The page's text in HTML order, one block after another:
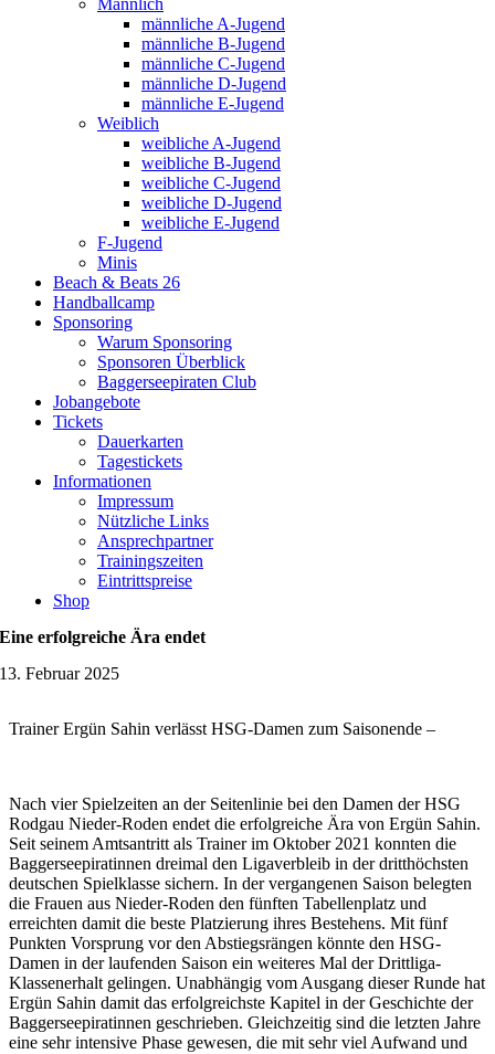
Männlich
männliche A-Jugend
männliche B-Jugend
männliche C-Jugend
männliche D-Jugend
männliche E-Jugend
Weiblich
weibliche A-Jugend
weibliche B-Jugend
weibliche C-Jugend
weibliche D-Jugend
weibliche E-Jugend
F-Jugend
Minis
Beach & Beats 26
Handballcamp
Sponsoring
Warum Sponsoring
Sponsoren Überblick
Baggerseepiraten Club
Jobangebote
Tickets
Dauerkarten
Tagestickets
Informationen
Impressum
Nützliche Links
Ansprechpartner
Trainingszeiten
Eintrittspreise
Shop
Eine erfolgreiche Ära endet
13. Februar 2025
Trainer Ergün Sahin verlässt HSG-Damen zum Saisonende –
Nach vier Spielzeiten an der Seitenlinie bei den Damen der HSG
Rodgau Nieder-Roden endet die erfolgreiche Ära von Ergün Sahin.
Seit seinem Amtsantritt als Trainer im Oktober 2021 konnten die
Baggerseepiratinnen dreimal den Ligaverbleib in der dritthöchsten
deutschen Spielklasse sichern. In der vergangenen Saison belegten
die Frauen aus Nieder-Roden den fünften Tabellenplatz und
erreichten damit die beste Platzierung ihres Bestehens. Mit fünf
Punkten Vorsprung vor den Abstiegsrängen könnte den HSG-
Damen in der laufenden Saison ein weiteres Mal der Drittliga-
Klassenerhalt gelingen. Unabhängig vom Ausgang dieser Runde hat
Ergün Sahin damit das erfolgreichste Kapitel in der Geschichte der
Baggerseepiratinnen geschrieben. Gleichzeitig sind die letzten Jahre
eine sehr intensive Phase gewesen, die mit sehr viel Aufwand und